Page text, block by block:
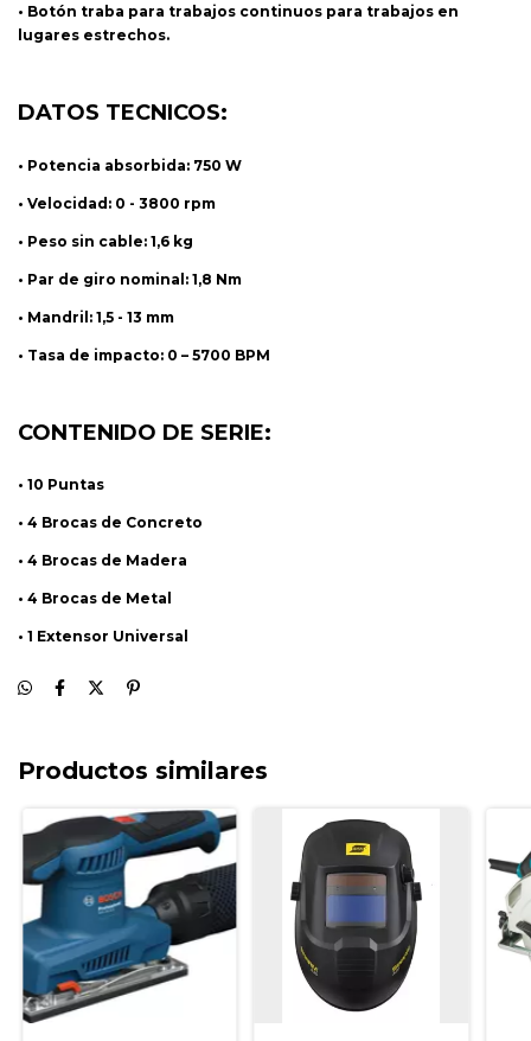
• Botón traba para trabajos continuos para trabajos en
lugares estrechos.
DATOS TECNICOS:
• Potencia absorbida: 750 W
• Velocidad: 0 - 3800 rpm
• Peso sin cable: 1,6 kg
• Par de giro nominal: 1,8 Nm
• Mandril: 1,5 - 13 mm
• Tasa de impacto: 0 – 5700 BPM
CONTENIDO DE SERIE:
• 10 Puntas
• 4 Brocas de Concreto
• 4 Brocas de Madera
• 4 Brocas de Metal
• 1 Extensor Universal
Productos similares